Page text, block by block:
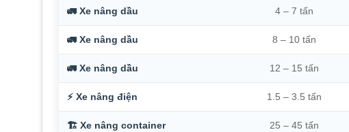
🚛 Xe nâng dầu 4 – 7 tấn
🚛 Xe nâng dầu 8 – 10 tấn
🚛 Xe nâng dầu 12 – 15 tấn
⚡ Xe nâng điện 1.5 – 3.5 tấn
🏗️ Xe nâng container 25 – 45 tấn